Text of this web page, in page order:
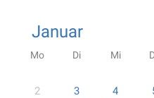
Januar
Mo Di Mi
2
3 4